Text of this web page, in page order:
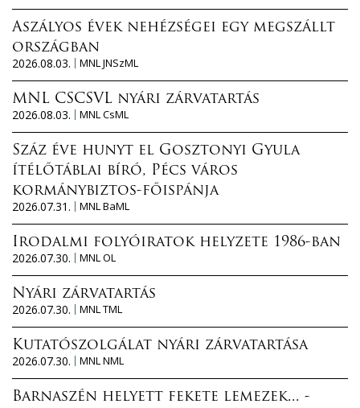
Aszályos évek nehézségei egy megszállt
országban
2026.08.03.
MNL JNSzML
MNL CSCSVL nyári zárvatartás
2026.08.03.
MNL CsML
Száz éve hunyt el Gosztonyi Gyula
ítélőtáblai bíró, Pécs város
kormánybiztos-főispánja
2026.07.31.
MNL BaML
Irodalmi folyóiratok helyzete 1986-ban
2026.07.30.
MNL OL
Nyári zárvatartás
2026.07.30.
MNL TML
Kutatószolgálat nyári zárvatartása
2026.07.30.
MNL NML
Barnaszén helyett fekete lemezek... -